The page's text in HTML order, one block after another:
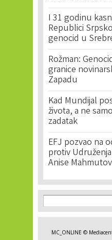
I 31 godinu
Republici
genocid u
Rožman:
granice
Zapadu
Kad Mundijal
života, a ne
zadatak
EFJ pozvao na
protiv
Anise
Search
Search
MC_ONLINE ©